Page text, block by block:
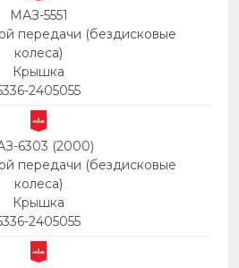
МАЗ-5551
передачи (бездисковые
колеса)
Крышка
2405055
6303 (2000)
передачи (бездисковые
колеса)
Крышка
2405055